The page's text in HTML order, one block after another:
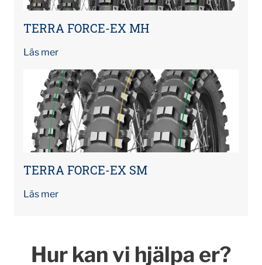
TERRA FORCE-EX MH
Läs mer
TERRA FORCE-EX SM
Läs mer
Hur kan vi hjälpa er?